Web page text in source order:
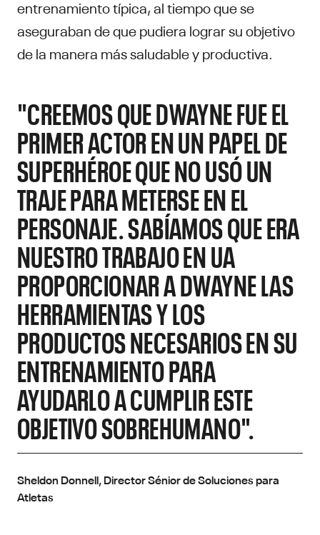
entrenamiento típica, al tiempo que se
aseguraban de que pudiera lograr su objetivo
de la manera más saludable y productiva.
"CREEMOS QUE DWAYNE FUE EL
PRIMER ACTOR EN UN PAPEL DE
SUPERHÉROE QUE NO USÓ UN
TRAJE PARA METERSE EN EL
PERSONAJE. SABÍAMOS QUE ERA
NUESTRO TRABAJO EN UA
PROPORCIONAR A DWAYNE LAS
HERRAMIENTAS Y LOS
PRODUCTOS NECESARIOS EN SU
ENTRENAMIENTO PARA
AYUDARLO A CUMPLIR ESTE
OBJETIVO SOBREHUMANO".
Sheldon Donnell, Director Sénior de Soluciones para
Atletas